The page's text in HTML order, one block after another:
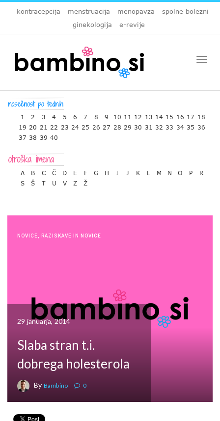
kontracepcija menstruacija menopavza
spolne bolezni
ginekologija
e-revije
1 2 3 4 5 6 7 8 9 10 11 12 13 14 15 16 17 18
19 20 21 22 23 24 25 26 27 28 29 30 31 32 33 34 35 36
37 38 39 40
A B C Č D E F G H I J K L M N O P
R
S
Š T U V Z Ž
NOVICE RAZISKAVE IN NOVICE
29 januarja, 2014
Slaba stran t.i.
dobrega holesterola
By Bambino 0